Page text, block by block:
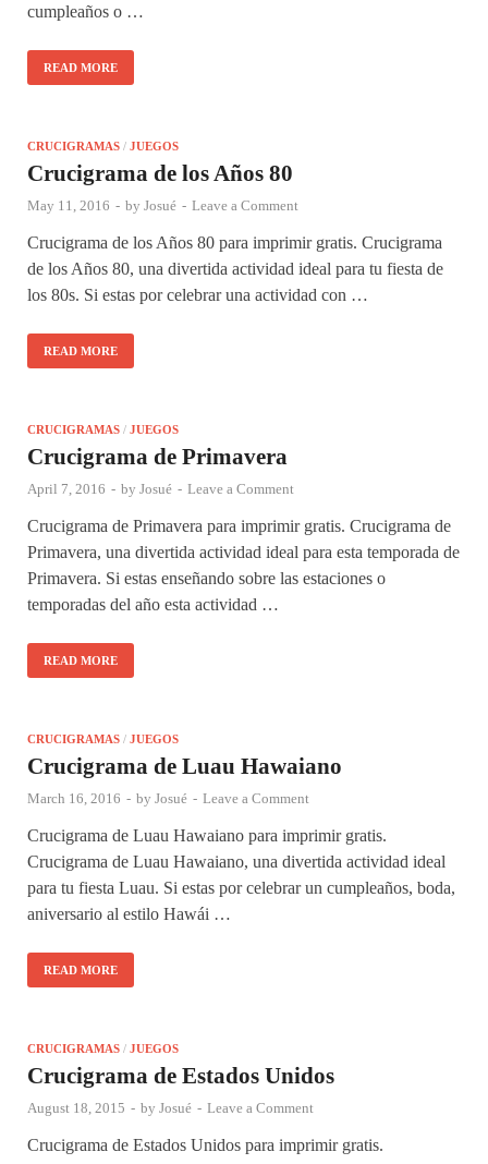
cumpleaños o …
READ MORE
CRUCIGRAMAS / JUEGOS
Crucigrama de los Años 80
May 11, 2016 - by Josué - Leave a Comment
Crucigrama de los Años 80 para imprimir gratis. Crucigrama
de los Años 80, una divertida actividad ideal para tu fiesta de
los 80s. Si estas por celebrar una actividad con …
READ MORE
CRUCIGRAMAS / JUEGOS
Crucigrama de Primavera
April 7, 2016 - by Josué - Leave a Comment
Crucigrama de Primavera para imprimir gratis. Crucigrama de
Primavera, una divertida actividad ideal para esta temporada de
Primavera. Si estas enseñando sobre las estaciones o
temporadas del año esta actividad …
READ MORE
CRUCIGRAMAS / JUEGOS
Crucigrama de Luau Hawaiano
March 16, 2016 - by Josué - Leave a Comment
Crucigrama de Luau Hawaiano para imprimir gratis.
Crucigrama de Luau Hawaiano, una divertida actividad ideal
para tu fiesta Luau. Si estas por celebrar un cumpleaños, boda,
aniversario al estilo Hawái …
READ MORE
CRUCIGRAMAS / JUEGOS
Crucigrama de Estados Unidos
August 18, 2015 - by Josué - Leave a Comment
Crucigrama de Estados Unidos para imprimir gratis.